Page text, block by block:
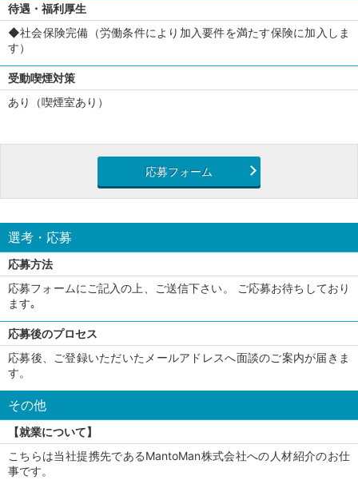
待遇・福利厚生
◆社会保険完備（労働条件により加入要件を満たす保険に加入しま
す）
受動喫煙対策
あり（喫煙室あり）
応募フォーム
選考・応募
応募方法
応募フォームにご記入の上、ご送信下さい。 ご応募お待ちしており
ます｡
応募後のプロセス
応募後、ご登録いただいたメールアドレスへ面談のご案内が届きま
す。
その他
【就業について】
こちらは当社提携先であるMantoMan株式会社への人材紹介のお仕
事です。